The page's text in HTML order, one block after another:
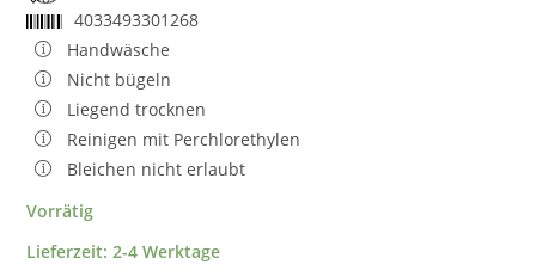
4033493301268
Handwäsche
Nicht bügeln
Liegend trocknen
Reinigen mit Perchlorethylen
Bleichen nicht erlaubt
Vorrätig
Lieferzeit:2-4 Werktage